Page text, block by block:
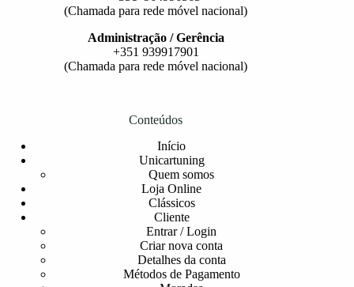
(Chamada para rede móvel nacional)
Administração / Gerência
+351 939917901
(Chamada para rede móvel nacional)
Conteúdos
Início
Unicartuning
Quem somos
Loja Online
Clássicos
Cliente
Entrar / Login
Criar nova conta
Detalhes da conta
Métodos de Pagamento